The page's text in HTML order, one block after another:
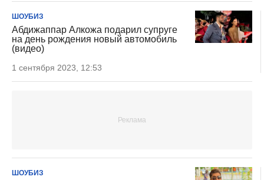
ШОУБИЗ
Абдижаппар Алкожа подарил супруге
на день рождения новый автомобиль
(видео)
1 сентября 2023, 12:53
ШОУБИЗ